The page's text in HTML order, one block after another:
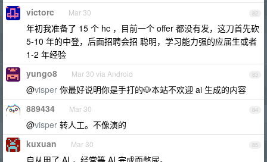
82
victorc Mar 30
年初我准备了 15 个 hc ，目前一个 offer 都没有发，这刀首先砍
5-10 年的中登，后面招聘会招 聪明，学习能力强的应届生或者
1-2 年经验
83
yungo8 Mar 30 via Android
@visper 你最好说明你是手打的🐶本站不欢迎 ai 生成的内容
84
889434 Mar 30
@visper 转人工。不像演的
85
kuxuan Mar 30
自从用了 AI ，经常等 AI 完成而憋尿。